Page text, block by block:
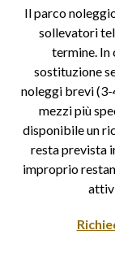
Il parco
sollevatori
termine. In
sostituzione
noleggi brevi
mezzi più
disponibile un
resta prevista
improprio